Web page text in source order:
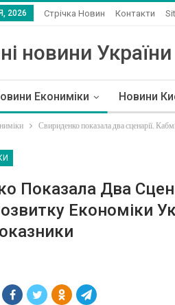
2026 Стрічка Новин Контакти
новини України
Екониміки Новини
Свириденко показала два сценарії.
Показала Два
Економіки